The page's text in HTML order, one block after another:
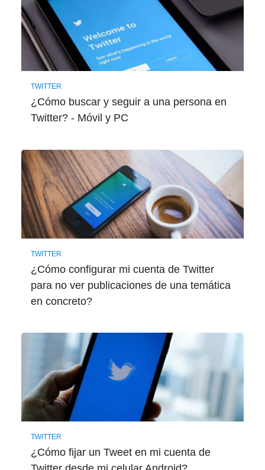
TWITTER
¿Cómo buscar y seguir a una persona en
Twitter? - Móvil y PC
TWITTER
¿Cómo configurar mi cuenta de Twitter
para no ver publicaciones de una temática
en concreto?
TWITTER
¿Cómo fijar un Tweet en mi cuenta de